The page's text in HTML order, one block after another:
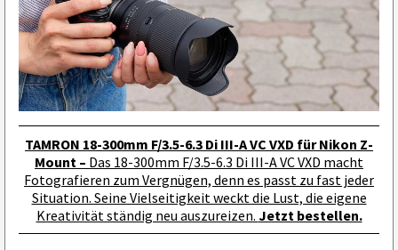
TAMRON 18-300mm F/3.5-6.3 Di III-A VC VXD für Nikon Z-
Mount – Das 18-300mm F/3.5-6.3 Di III-A VC VXD macht
Fotografieren zum Vergnügen, denn es passt zu fast jeder
Situation. Seine Vielseitigkeit weckt die Lust, die eigene
Kreativität ständig neu auszureizen. Jetzt bestellen.